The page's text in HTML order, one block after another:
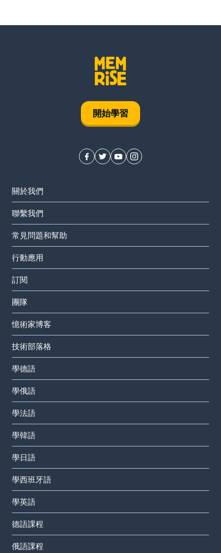
開始學習
關於我們
聯繫我們
常見問題和幫助
行動應用
訂閱
團隊
憶術家博客
技術部落格
學德語
學俄語
學法語
學韓語
學日語
學西班牙語
學英語
德語課程
俄語課程